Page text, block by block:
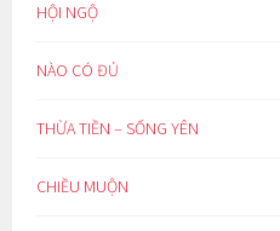
HỘI NGỘ
NÀO CÓ ĐỦ
THỪA TIỀN – SỐNG YÊN
CHIỀU MUỘN